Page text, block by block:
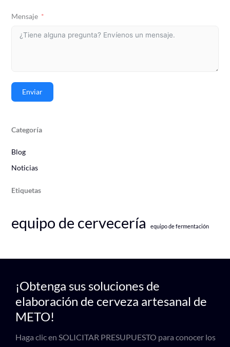
Mensaje
Enviar
Categoría
Blog
Noticias
Etiquetas
equipo de cervecería equipo de fermentación
¡Obtenga sus soluciones de
elaboración de cerveza artesanal de
METO!
Haga clic en SOLICITAR PRESUPUESTO para conocer los